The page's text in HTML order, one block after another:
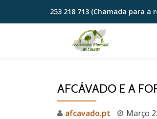
Skip
253 218 713 (Chamada para a
AFCÁVADO E A
afcavado.pt Março